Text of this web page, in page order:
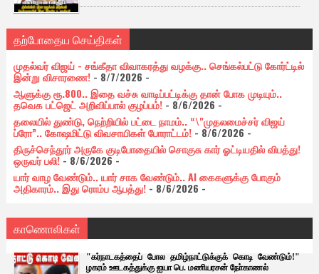
தற்போதைய செய்திகள்
முதல்வர் விஜய் - சங்கீதா விவாகரத்து வழக்கு.. செங்கல்பட்டு கோர்ட்டில்
இன்று விசாரணை!- 8/7/2026 -
ஆளுக்கு ரூ.800.. இதை வச்சு வாடிப்பட்டிக்கு தான் போக முடியும்..
தவெக பட்ஜெட் அறிவிப்பால் குழப்பம்!- 8/6/2026 -
தலையில் துண்டு, நெற்றியில் பட்டை நாமம்.. “\"முதலமைச்சர் விஜய்
ப்ரோ”.. கோஷமிட்டு விவசாயிகள் போராட்டம்!- 8/6/2026 -
திருச்செந்தூர் அருகே குடிபோதையில் சொகுசு கார் ஓட்டியதில் விபத்து!
ஒருவர் பலி!- 8/6/2026-
யார் வாழ வேண்டும்.. யார் சாக வேண்டும்.. AI கைகளுக்கு போகும்
அதிகாரம்.. இது ரொம்ப ஆபத்து!- 8/6/2026 -
காணொலிகள்
"கர்நாடகத்தைப் போல தமிழ்நாட்டுக்குக் கொடி வேண்டும்!"
ழகரம் ஊடகத்துக்கு ஐயா பெ. மணியரசன் நோ்காணல்